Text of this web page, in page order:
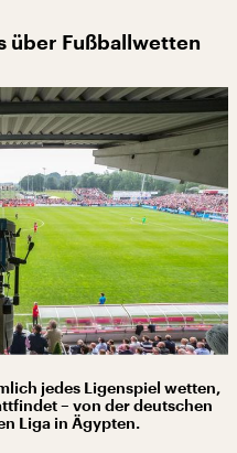
über Fußballwetten
jedes Ligenspiel wetten,
– von der deutschen
Liga in Ägypten.